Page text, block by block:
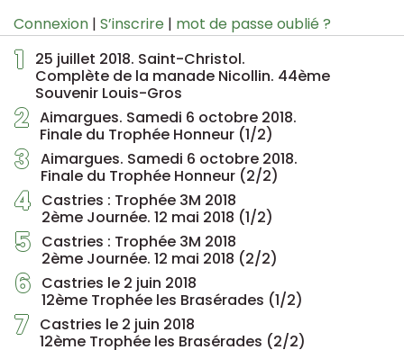
1
25 juillet 2018. Saint-Christol.
Complète de la manade Nicollin. 44ème
Souvenir Louis-Gros
2 Aimargues. Samedi 6 octobre 2018.
Finale du Trophée Honneur (1/2)
3 Aimargues. Samedi 6 octobre 2018.
Finale du Trophée Honneur (2/2)
4 Castries : Trophée 3M 2018
2ème Journée. 12 mai 2018 (1/2)
5 Castries : Trophée 3M 2018
2ème Journée. 12 mai 2018 (2/2)
6 Castries le 2 juin 2018
12ème Trophée les Brasérades (1/2)
7 Castries le 2 juin 2018
12ème Trophée les Brasérades (2/2)
Connexion | S’inscrire | mot de passe oublié ?